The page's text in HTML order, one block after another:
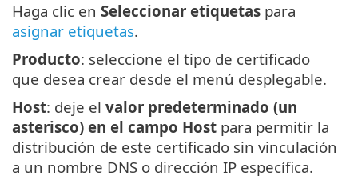
Haga clic en Seleccionar etiquetas para
asignar etiquetas.
Producto: seleccione el tipo de certificado
que desea crear desde el menú desplegable.
Host: deje el valor predeterminado (un
asterisco) en el campo Host para permitir la
distribución de este certificado sin vinculación
a un nombre DNS o dirección IP específica.